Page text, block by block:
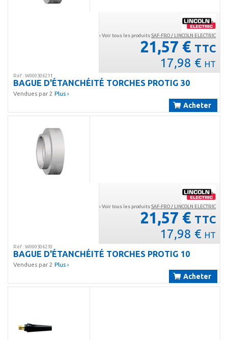
› Voir tous les produitsSAF-FRO / LINCOLN ELECTRIC
21,57 € TTC
17,98 € HT
Réf : W000306211
BAGUE D'ÉTANCHÉITÉ TORCHES PROTIG 30
Vendues par 2 Plus ›
Acheter
› Voir tous les produitsSAF-FRO / LINCOLN ELECTRIC
21,57 € TTC
17,98 € HT
Réf : W000306210
BAGUE D'ÉTANCHÉITÉ TORCHES PROTIG 10
Vendues par 2 Plus ›
Acheter